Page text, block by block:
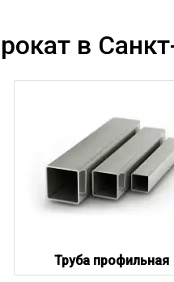
в
Труба профильная